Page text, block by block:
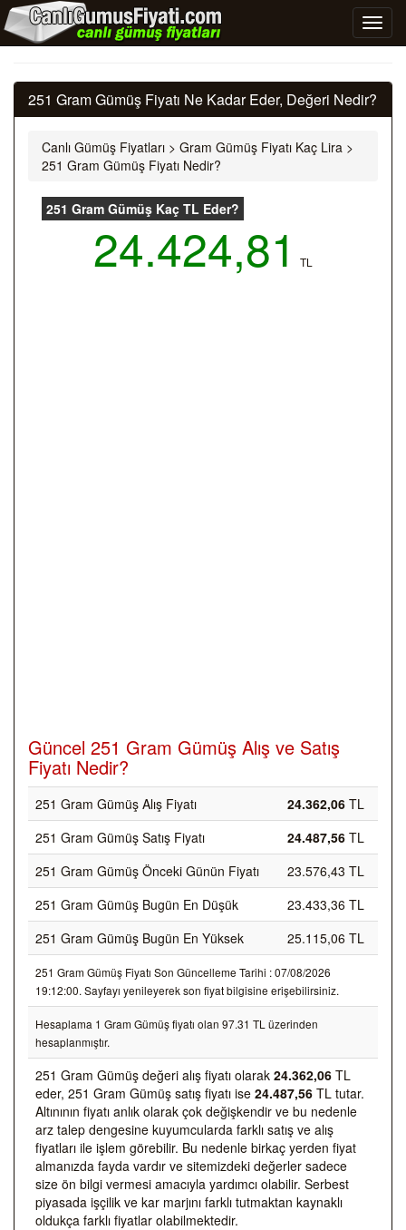
251 Gram Gümüş Fiyatı Ne Kadar Eder, Değeri Nedir?
Canlı Gümüş Fiyatları > Gram Gümüş Fiyatı Kaç Lira >
251 Gram Gümüş Fiyatı Nedir?
251 Gram Gümüş Kaç TL Eder?
24.424,81 TL
Güncel 251 Gram Gümüş Alış ve Satış
Fiyatı Nedir?
251 Gram Gümüş Alış Fiyatı 24.362,06 TL
251 Gram Gümüş Satış Fiyatı
24.487,56 TL
251 Gram Gümüş Önceki Günün Fiyatı
23.576,43 TL
251 Gram Gümüş Bugün En Düşük
23.433,36 TL
251 Gram Gümüş Bugün En Yüksek
25.115,06 TL
251 Gram Gümüş Fiyatı Son Güncelleme Tarihi : 07/08/2026
19:12:00. Sayfayı yenileyerek son fiyat bilgisine erişebilirsiniz.
Hesaplama 1 Gram Gümüş fiyatı olan 97.31 TL üzerinden
hesaplanmıştır.
251 Gram Gümüş değeri alış fiyatı olarak 24.362,06 TL
eder, 251 Gram Gümüş satış fiyatı ise 24.487,56 TL tutar.
Altınının fiyatı anlık olarak çok değişkendir ve bu nedenle
arz talep dengesine kuyumcularda farklı satış ve alış
fiyatları ile işlem görebilir. Bu nedenle birkaç yerden fiyat
almanızda fayda vardır ve sitemizdeki değerler sadece
size ön bilgi vermesi amacıyla yardımcı olabilir. Serbest
piyasada işçilik ve kar marjını farklı tutmaktan kaynaklı
oldukça farklı fiyatlar olabilmektedir.